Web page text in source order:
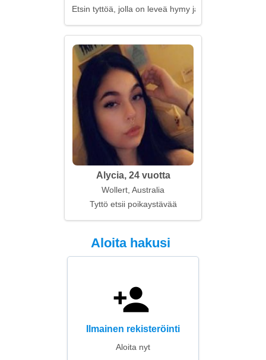
Etsin tyttöä, jolla on leveä hymy ja suuri sydän
Alycia, 24 vuotta
Wollert, Australia
Tyttö etsii poikaystävää
Aloita hakusi
Ilmainen rekisteröinti
Aloita nyt